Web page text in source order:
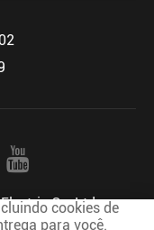
Co.,Ltd.
cookies de
para você.